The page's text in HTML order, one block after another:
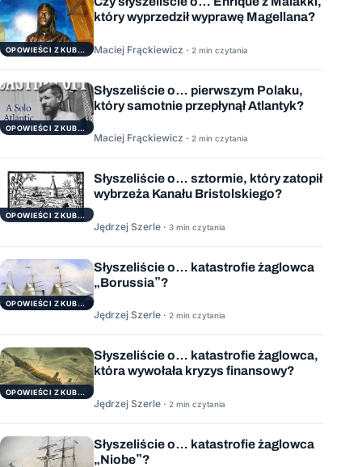
OPOWIEŚCI Z KUBRYKU
który wyprzedził wyprawę Magellana?
Maciej Frąckiewicz · 2 min czytania
OPOWIEŚCI Z KUBRYKU
Słyszeliście o… pierwszym Polaku,
który samotnie przepłynął Atlantyk?
Maciej Frąckiewicz · 2 min czytania
OPOWIEŚCI Z KUBRYKU
Słyszeliście o… sztormie, który zatopił
wybrzeża Kanału Bristolskiego?
Jędrzej Szerle · 3 min czytania
OPOWIEŚCI Z KUBRYKU
Słyszeliście o… katastrofie żaglowca
„Borussia”?
Jędrzej Szerle · 2 min czytania
OPOWIEŚCI Z KUBRYKU
Słyszeliście o… katastrofie żaglowca,
która wywołała kryzys finansowy?
Jędrzej Szerle · 2 min czytania
Słyszeliście o… katastrofie żaglowca
„Niobe”?